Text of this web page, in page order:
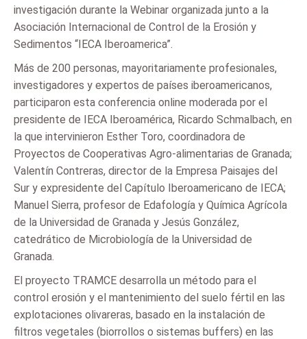
investigación durante la Webinar organizada junto a la
Asociación Internacional de Control de la Erosión y
Sedimentos “IECA Iberoamerica”.
Más de 200 personas, mayoritariamente profesionales,
investigadores y expertos de países iberoamericanos,
participaron esta conferencia online moderada por el
presidente de IECA Iberoamérica, Ricardo Schmalbach, en
la que intervinieron Esther Toro, coordinadora de
Proyectos de Cooperativas Agro-alimentarias de Granada;
Valentín Contreras, director de la Empresa Paisajes del
Sur y expresidente del Capítulo Iberoamericano de IECA;
Manuel Sierra, profesor de Edafología y Química Agrícola
de la Universidad de Granada y Jesús González,
catedrático de Microbiología de la Universidad de
Granada.
El proyecto TRAMCE desarrolla un método para el
control erosión y el mantenimiento del suelo fértil en las
explotaciones olivareras, basado en la instalación de
filtros vegetales (biorrollos o sistemas buffers) en las